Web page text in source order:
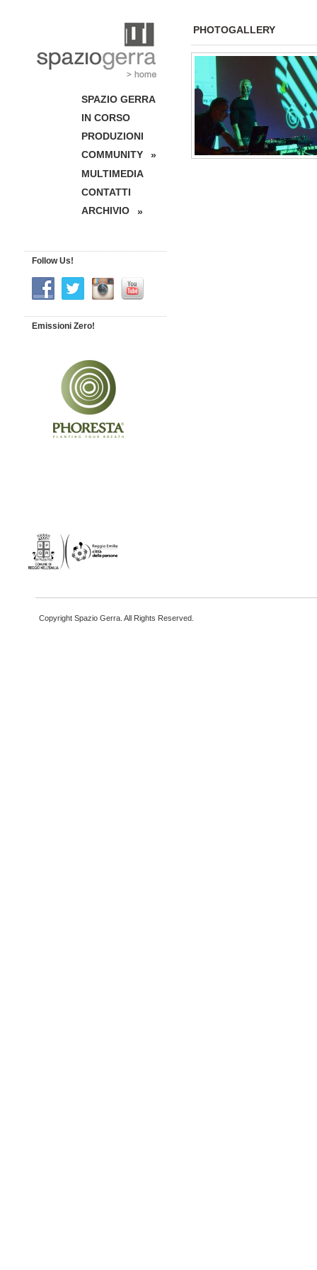
PHOTOGALLERY
SPAZIO GERRA
IN CORSO
PRODUZIONI
COMMUNITY
»
MULTIMEDIA
CONTATTI
ARCHIVIO
»
Follow Us!
Emissioni Zero!
Copyright Spazio Gerra. All Rights Reserved.